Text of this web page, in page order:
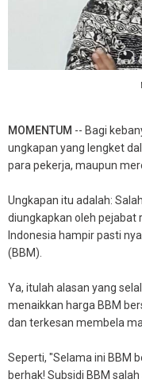
MOMENTUM -- Bagi
ungkapan yang lengket
para pekerja, maupun
Ungkapan itu adalah:
diungkapkan oleh
Indonesia hampir pasti
(BBM).
Ya, itulah alasan yang
menaikkan harga BBM
dan terkesan membela
Seperti, "Selama ini BBM
berhak! Subsidi BBM